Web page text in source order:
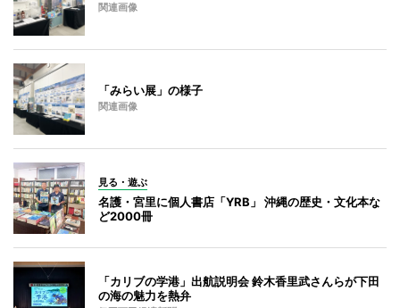
関連画像
「みらい展」の様子
関連画像
見る・遊ぶ
名護・宮里に個人書店「YRB」 沖縄の歴史・文化本な
ど2000冊
「カリブの学港」出航説明会 鈴木香里武さんらが下田
の海の魅力を熱弁